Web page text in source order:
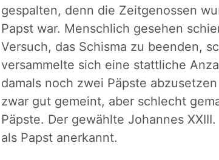
gespalten, denn die Zeitgenossen
Papst war. Menschlich gesehen
Versuch, das Schisma zu beenden,
versammelte sich eine stattliche
damals noch zwei Päpste
zwar gut gemeint, aber schlecht
Päpste. Der gewählte Johannes
als Papst anerkannt.